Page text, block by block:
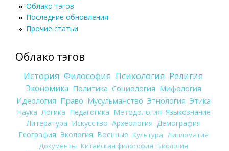
Облако тэгов
Последние обновления
Прочие статьи
Облако тэгов
История Философия Психология Религия
Экономика Политика Социология Мифология
Идеология Право Мусульманство Этнология Этика
Наука Логика Педагогика Методология Языкознание
Литература Искусство Археология Демография
География Экология Военные Культура
Дипломатия
Документы Китайская философия Биология